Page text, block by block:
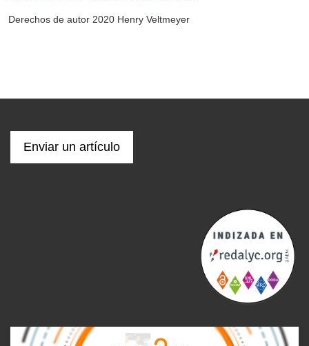
Derechos de autor 2020 Henry Veltmeyer
Enviar un artículo